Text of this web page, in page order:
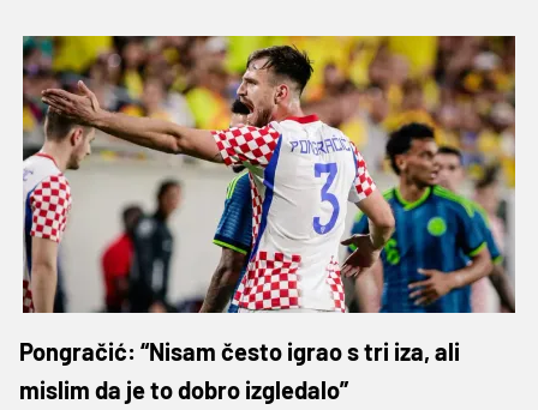
Pongračić: “Nisam često igrao s tri iza, ali
mislim da je to dobro izgledalo”